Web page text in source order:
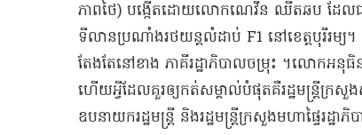
ភាពថៃ) បង្កើតដោយលោកណេវីន ឈីតឆប ដែលជ
ទីលានប្រណាំងរថយន្តលំដាប់ F1 នៅខេត្តបុរីរ
តែងតែនៅខាង ភាគីរដ្ឋាភិបាលចម្រុះ ។លោកអនុធិន
ហើយអ្វីដែលគួរឲ្យកត់សម្គាល់បំផុតគឺរដ្ឋមន្រ្តីក្
ឧបនាយករដ្ឋមន្រ្តី និងរដ្ឋមន្រ្តីក្រសួងមហាផ្ទៃរដ្ឋា